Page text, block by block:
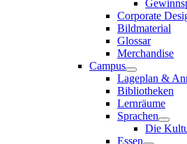
Corporate
Bildmaterial
Glossar
Merchandise
Campus
Lageplan &
Bibliotheken
Lernräume
Sprachen
Die
Essen